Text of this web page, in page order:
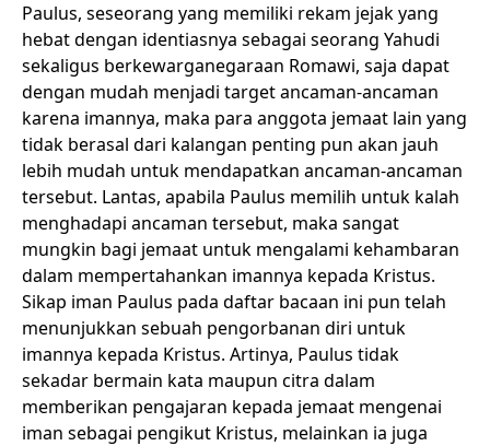
Paulus, seseorang yang memiliki rekam jejak yang
hebat dengan identiasnya sebagai seorang Yahudi
sekaligus berkewarganegaraan Romawi, saja dapat
dengan mudah menjadi target ancaman-ancaman
karena imannya, maka para anggota jemaat lain yang
tidak berasal dari kalangan penting pun akan jauh
lebih mudah untuk mendapatkan ancaman-ancaman
tersebut. Lantas, apabila Paulus memilih untuk kalah
menghadapi ancaman tersebut, maka sangat
mungkin bagi jemaat untuk mengalami kehambaran
dalam mempertahankan imannya kepada Kristus.
Sikap iman Paulus pada daftar bacaan ini pun telah
menunjukkan sebuah pengorbanan diri untuk
imannya kepada Kristus. Artinya, Paulus tidak
sekadar bermain kata maupun citra dalam
memberikan pengajaran kepada jemaat mengenai
iman sebagai pengikut Kristus, melainkan ia juga